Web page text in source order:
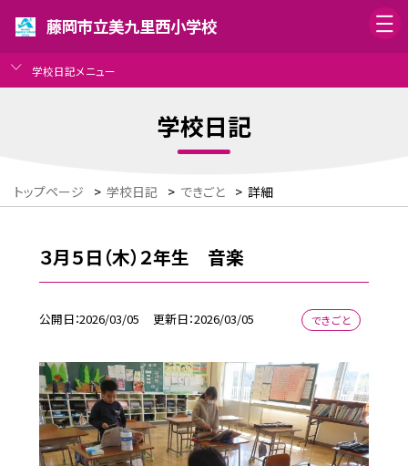
藤岡市立美九里西小学校
学校日記メニュー
学校日記
トップページ > 学校日記 > できごと > 詳細
３月５日（木）２年生 音楽
公開日 2026/03/05 更新日 2026/03/05 できごと